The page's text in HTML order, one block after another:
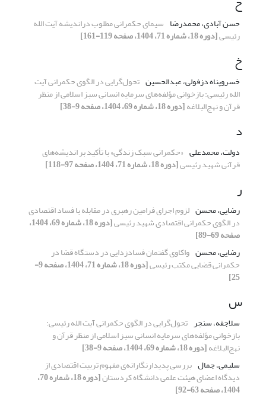
حسن آبادی، محمدرضا سیمای حکمرانی مطلوب دراندیشه آیت الله
رئیسی[دوره 18، شماره 71، 1404، صفحه 119-161]
خ
خسروپناه دزفولی، عبدالحسین تحول‌گرایی در الگوی حکمرانی آیت
الله رئیسی: بازخوانی مؤلفه‌های سرمایه انسانی سبز اسلامی از منظر
قرآن و نهج‌البلاغه[دوره 18، شماره 69، 1404، صفحه 9-38]
د
دولت، محمدعلی «حکمرانی سبک زندگی» با تأکید بر اندیشه‌های
قرآنی شهید رئیسی[دوره 18، شماره 71، 1404، صفحه 97-118]
ر
رضایی، محسن لزوم اجرای فرامین رهبری در مقابله با فساد اقتصادی
در الگوی حکمرانی اقتصادی شهید رئیسی [دوره 18، شماره 69، 1404،
صفحه 69-89]
رضایی، محسن واکاوی گفتمان فسادزدایی در دستگاه قضا در
حکمرانی قضایی مکتب رئیسی [دوره 18، شماره 71، 1404، صفحه 9-
25]
س
سلاجقه، سنجر تحول‌گرایی در الگوی حکمرانی آیت الله رئیسی:
بازخوانی مؤلفه‌های سرمایه انسانی سبز اسلامی از منظر قرآن و
نهج‌البلاغه[دوره 18، شماره 69، 1404، صفحه 9-38]
سلیمی، جمال بررسی پدیدارنگارانه‌ی مفهوم تربیت اقتصادی از
دیدگاه اعضای هیئت علمی دانشگاه کردستان [دوره 18، شماره 70،
1404، صفحه 63-92]